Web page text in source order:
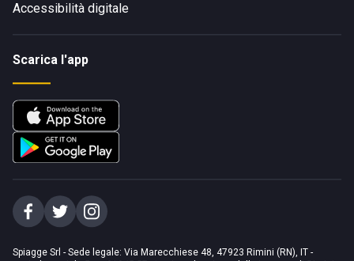
Accessibilità digitale
Scarica l'app
Spiagge Srl - Sede legale: Via Marecchiese 48, 47923 Rimini (RN), IT -